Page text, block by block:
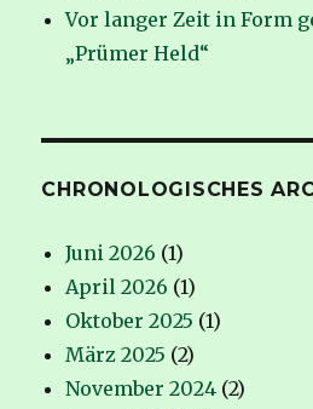
Vor langer Zeit in Form
„Prümer Held“
CHRONOLOGISCHES
Juni 2026 (1)
April 2026 (1)
Oktober 2025 (1)
März 2025 (2)
November 2024 (2)